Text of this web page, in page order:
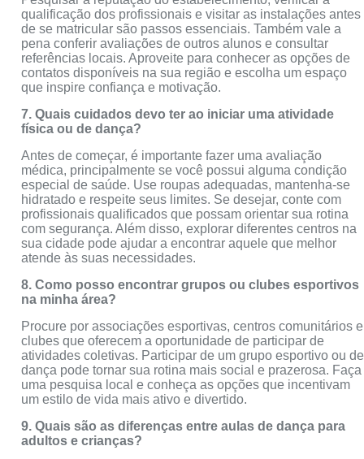
qualificação dos profissionais e visitar as instalações antes
de se matricular são passos essenciais. Também vale a
pena conferir avaliações de outros alunos e consultar
referências locais. Aproveite para conhecer as opções de
contatos disponíveis na sua região e escolha um espaço
que inspire confiança e motivação.
7. Quais cuidados devo ter ao iniciar uma atividade
física ou de dança?
Antes de começar, é importante fazer uma avaliação
médica, principalmente se você possui alguma condição
especial de saúde. Use roupas adequadas, mantenha-se
hidratado e respeite seus limites. Se desejar, conte com
profissionais qualificados que possam orientar sua rotina
com segurança. Além disso, explorar diferentes centros na
sua cidade pode ajudar a encontrar aquele que melhor
atende às suas necessidades.
8. Como posso encontrar grupos ou clubes esportivos
na minha área?
Procure por associações esportivas, centros comunitários e
clubes que oferecem a oportunidade de participar de
atividades coletivas. Participar de um grupo esportivo ou de
dança pode tornar sua rotina mais social e prazerosa. Faça
uma pesquisa local e conheça as opções que incentivam
um estilo de vida mais ativo e divertido.
9. Quais são as diferenças entre aulas de dança para
adultos e crianças?